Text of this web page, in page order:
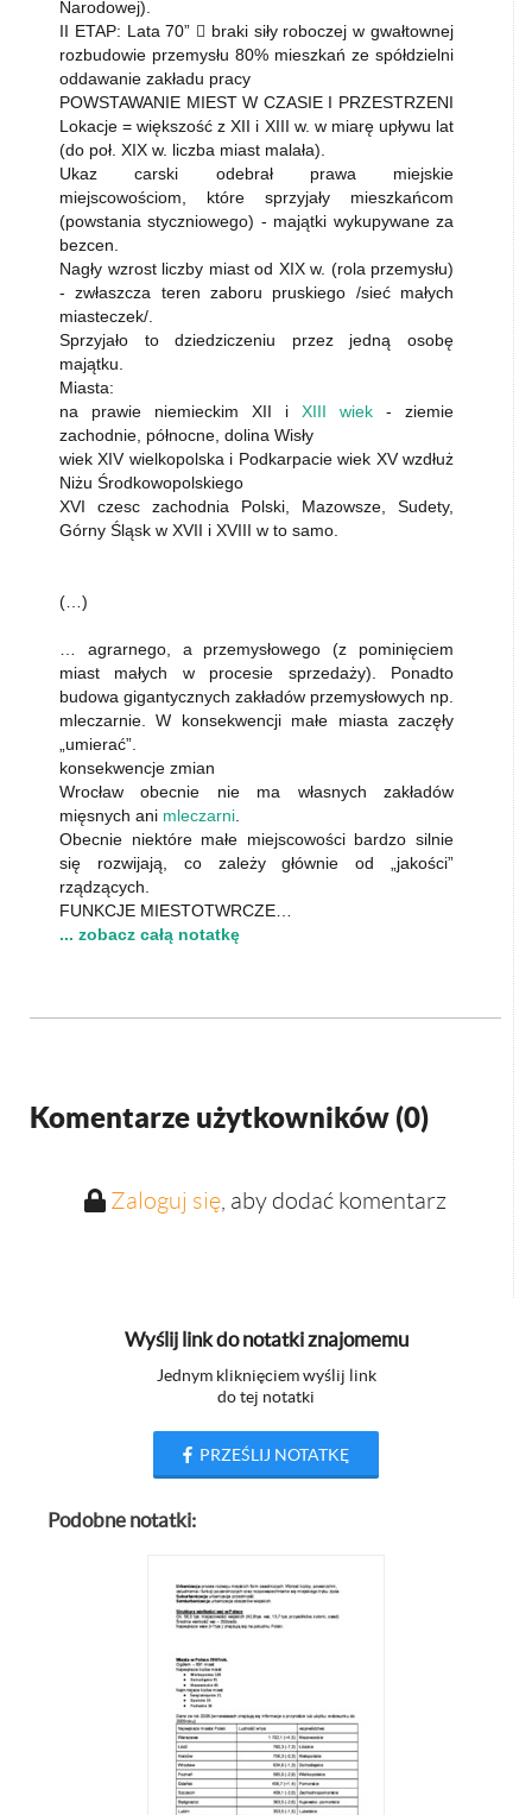
Narodowej).
II ETAP: Lata 70”  braki siły roboczej w gwałtownej
rozbudowie przemysłu 80% mieszkań ze spółdzielni
oddawanie zakładu pracy
POWSTAWANIE MIEST W CZASIE I PRZESTRZENI
Lokacje = większość z XII i XIII w. w miarę upływu lat
(do poł. XIX w. liczba miast malała).
Ukaz carski odebrał prawa miejskie
miejscowościom, które sprzyjały mieszkańcom
(powstania styczniowego) - majątki wykupywane za
bezcen.
Nagły wzrost liczby miast od XIX w. (rola przemysłu)
- zwłaszcza teren zaboru pruskiego /sieć małych
miasteczek/.
Sprzyjało to dziedziczeniu przez jedną osobę
majątku.
Miasta:
na prawie niemieckim XII i XIII wiek - ziemie
zachodnie, północne, dolina Wisły
wiek XIV wielkopolska i Podkarpacie wiek XV wzdłuż
Niżu Środkowopolskiego
XVI czesc zachodnia Polski, Mazowsze, Sudety,
Górny Śląsk w XVII i XVIII w to samo.
(…)
… agrarnego, a przemysłowego (z pominięciem
miast małych w procesie sprzedaży). Ponadto
budowa gigantycznych zakładów przemysłowych np.
mleczarnie. W konsekwencji małe miasta zaczęły
„umierać”.
konsekwencje zmian
Wrocław obecnie nie ma własnych zakładów
mięsnych ani mleczarni
Obecnie niektóre małe miejscowości bardzo silnie
się rozwijają, co zależy głównie od „jakości”
rządzących.
FUNKCJE MIESTOTWRCZE…
... zobacz całą notatkę
Komentarze użytkowników (0)
Zaloguj się, aby dodać komentarz
Wyślij link do notatki znajomemu
Jednym kliknięciem wyślij link
do tej notatki
PRZEŚLIJ NOTATKĘ
Podobne notatki: